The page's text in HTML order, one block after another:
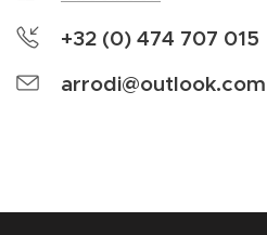
+32 (0) 474 707 015
arrodi@outlook.com